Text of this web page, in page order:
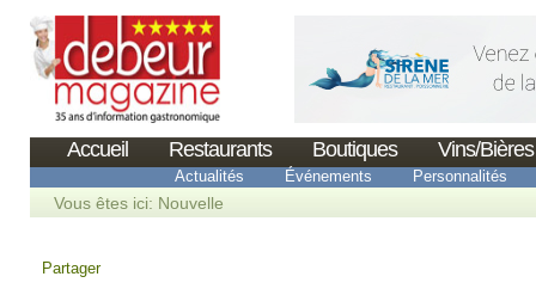
Accueil Restaurants Boutiques Vins/Bières
Actualités Événements Personnalités
Vous êtes ici: Nouvelle
Partager